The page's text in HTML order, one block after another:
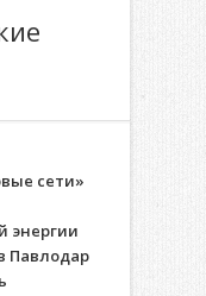
сети»
энергии
Павлодар